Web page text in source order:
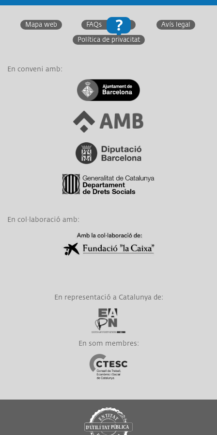
Mapa web FAQs Avís legal
Política de privacitat
En conveni amb:
Link a Ajuntament de Barcelona
Link a Àrea Metropolitana de Barcelona
Link a Diputació de Barcelona
Link a Generalitat de Catalunya
En col·laboració amb:
En representació a Catalunya de:
Link a EAPN
En som membres:
Link a CTESC